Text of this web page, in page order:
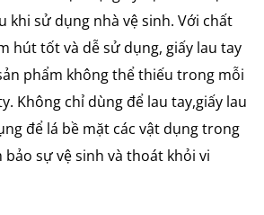
khi sử dụng nhà vệ sinh. Với chất
hút tốt và dễ sử dụng, giấy lau tay
phẩm không thể thiếu trong mỗi
Không chỉ dùng để lau tay,giấy lau
để lá bề mặt các vật dụng trong
bảo sựvệ sinh và thoát khỏi vi